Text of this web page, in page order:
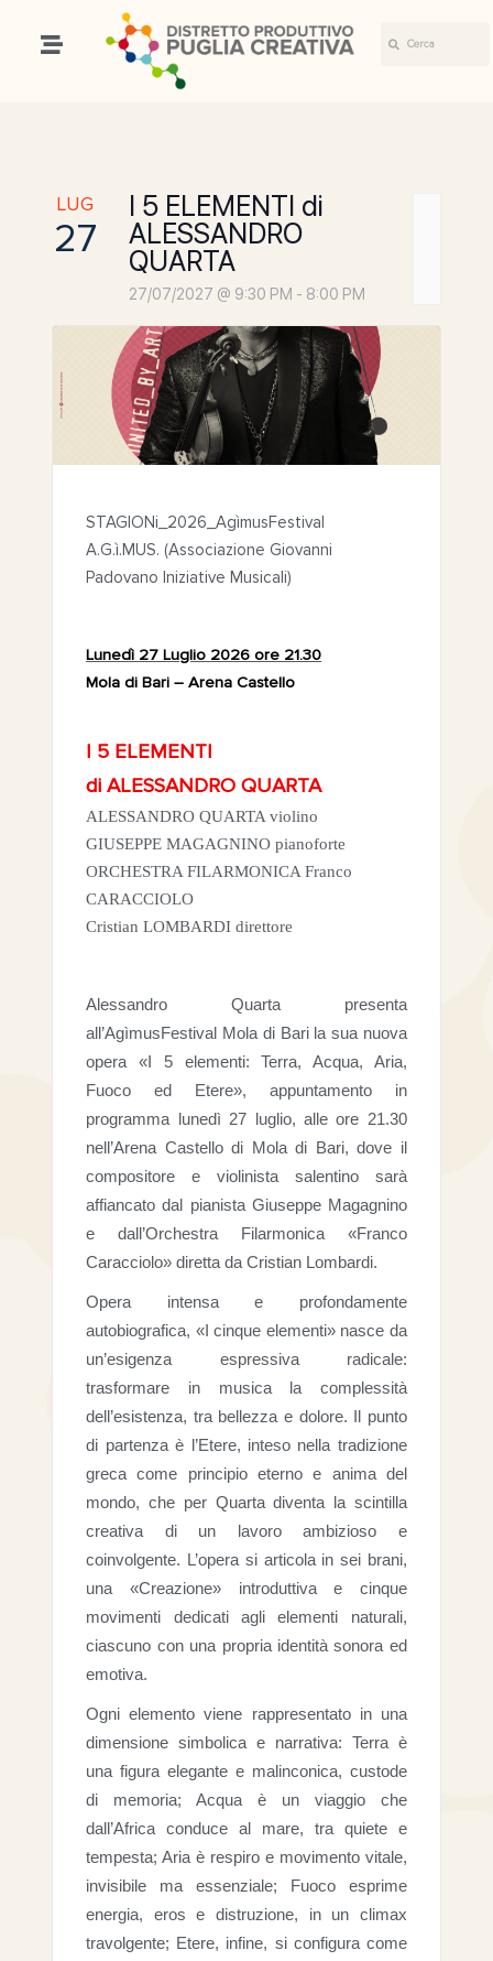
LUG
27
I 5 ELEMENTI di
ALESSANDRO
QUARTA
27/07/2027 @ 9:30 PM - 8:00 PM
STAGIONi_2026_AgìmusFestival
A.G.ì.MUS. (Associazione Giovanni
Padovano Iniziative Musicali)
Lunedì 27 Luglio 2026 ore 21.30
Mola di Bari – Arena Castello
I 5 ELEMENTI
di ALESSANDRO QUARTA
ALESSANDRO QUARTA violino
GIUSEPPE MAGAGNINO pianoforte
ORCHESTRA FILARMONICA Franco
CARACCIOLO
Cristian LOMBARDI direttore
Alessandro Quarta presenta
all’AgìmusFestival Mola di Bari la sua nuova
opera «I 5 elementi: Terra, Acqua, Aria,
Fuoco ed Etere», appuntamento in
programma lunedì 27 luglio, alle ore 21.30
nell’Arena Castello di Mola di Bari, dove il
compositore e violinista salentino sarà
affiancato dal pianista Giuseppe Magagnino
e dall’Orchestra Filarmonica «Franco
Caracciolo» diretta da Cristian Lombardi.
Opera intensa e profondamente
autobiografica, «I cinque elementi» nasce da
un’esigenza espressiva radicale:
trasformare in musica la complessità
dell’esistenza, tra bellezza e dolore. Il punto
di partenza è l’Etere, inteso nella tradizione
greca come principio eterno e anima del
mondo, che per Quarta diventa la scintilla
creativa di un lavoro ambizioso e
coinvolgente. L’opera si articola in sei brani,
una «Creazione» introduttiva e cinque
movimenti dedicati agli elementi naturali,
ciascuno con una propria identità sonora ed
emotiva.
Ogni elemento viene rappresentato in una
dimensione simbolica e narrativa: Terra è
una figura elegante e malinconica, custode
di memoria; Acqua è un viaggio che
dall’Africa conduce al mare, tra quiete e
tempesta; Aria è respiro e movimento vitale,
invisibile ma essenziale; Fuoco esprime
energia, eros e distruzione, in un climax
travolgente; Etere, infine, si configura come